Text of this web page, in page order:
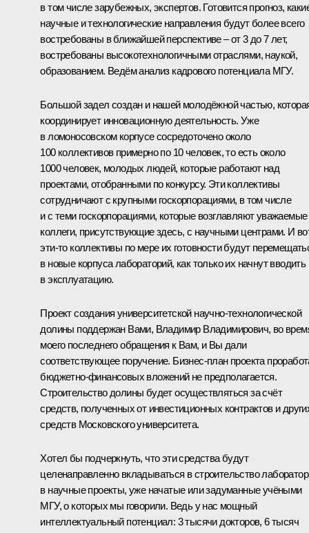
в том числе зарубежных, экспертов. Готовится прогноз,
научные и технологические направления будут более всего
востребованы в ближайшей перспективе – от 3 до 7 лет,
востребованы высокотехнологичными отраслями, наукой,
образованием. Ведём анализ кадрового потенциала МГУ.
Большой задел создан и нашей молодёжной частью,
координирует инновационную деятельность. Уже
в ломоносовском корпусе сосредоточено около
100 коллективов примерно по 10 человек, то есть около
1000 человек, молодых людей, которые работают над
проектами, отобранными по конкурсу. Эти коллективы
сотрудничают с крупными госкорпорациями, в том числе
и с теми госкорпорациями, которые возглавляют уважаемые
коллеги, присутствующие здесь, с научными центрами. И
эти‑то коллективы по мере их готовности будут
в новые корпуса лабораторий, как только их начнут вводить
в эксплуатацию.
Проект создания университетской научно-технологической
долины поддержан Вами, Владимир Владимирович, во
моего последнего обращения к Вам, и Вы дали
соответствующее поручение. Бизнес-план проекта
бюджетно-финансовых вложений не предполагается.
Строительство долины будет осуществляться за счёт
средств, полученных от инвестиционных контрактов и
средств Московского университета.
Хотел бы подчеркнуть, что эти средства будут
целенаправленно вкладываться в строительство
в научные проекты, уже начатые или задуманные учёными
МГУ, о которых мы говорили. Ведь у нас мощный
интеллектуальный потенциал: 3 тысячи докторов, 6 тысяч